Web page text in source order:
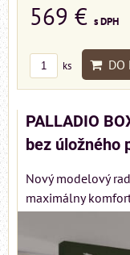
569 € s DPH
ks DO
PALLADIO
bez úložného
Nový modelový
maximálny